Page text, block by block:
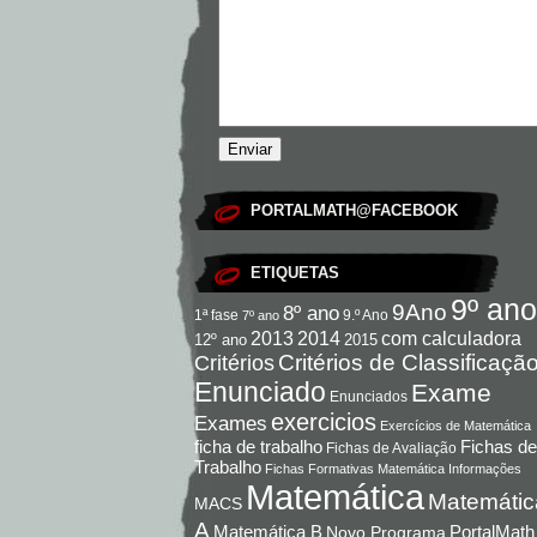
PORTALMATH@FACEBOOK
ETIQUETAS
1ª fase 7º ano 8º ano 9.º Ano 9Ano 9º ano
12º ano 2013 2014 2015 com calculadora
Critérios Critérios de
Enunciado Enunciados Exame
Exames exercicios Exercícios de Matemática
ficha de trabalho Fichas de Avaliação Fichas de
Trabalho Fichas Formativas Matemática Informações
MACS Matemática
A Matemática B Novo Programa PortalMath